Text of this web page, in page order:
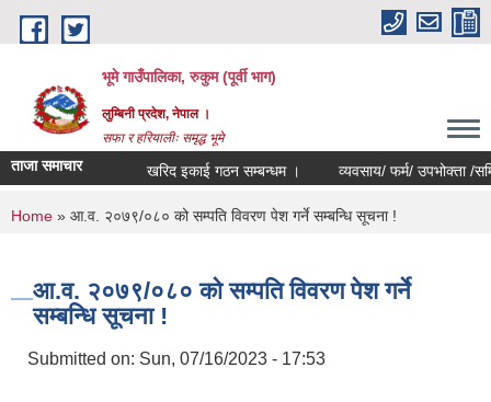
Skip to main content
भूमे गाउँपालिका, रुकुम (पूर्वी भाग)
लुम्बिनी प्रदेश, नेपाल ।
सफा र हरियालीः समृद्ध भूमे
ताजा समाचार खरिद इकाई गठन सम्बन्धम । व्यवसाय/ फर्म/ उपभोक्ता /समिति/
You are here
Home » आ.व. २०७९/०८० को सम्पति विवरण पेश गर्ने सम्बन्धि सूचना !
आ.व. २०७९/०८० को सम्पति विवरण पेश गर्ने
सम्बन्धि सूचना !
Submitted on: Sun, 07/16/2023 - 17:53